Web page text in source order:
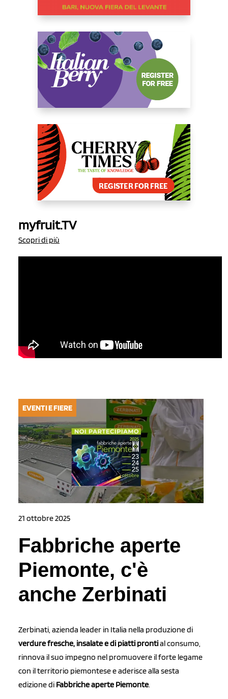
myfruit.TV
Scopri di più
EVENTI E FIERE
21 ottobre 2025
Fabbriche aperte
Piemonte, c'è
anche Zerbinati
Zerbinati, azienda leader in Italia nella produzione di
verdure fresche, insalate e di piatti prontial consumo,
rinnova il suo impegno nel promuovere il forte legame
con il territorio piemontese e aderisce alla sesta
edizione di Fabbriche aperte Piemonte.